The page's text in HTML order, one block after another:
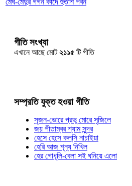
গীতি সংখ্যা
এখানে আছে মোট২১১৫ টি গীতি
সম্প্রতি যুক্ত হওয়া গীতি
সৃজন-ভোরে প্রভু মোরে সৃজিলে
জয় পীতাম্বর শ্যাম সুন্দর
হেসে হেসে কল্‌সি নাচাইয়া
হেরি আজ শূন্য নিখিল
হের গোধূলি-বেলা সই ঘনিয়ে এলো